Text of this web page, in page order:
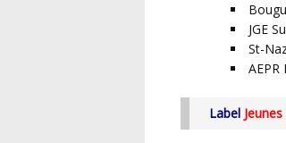
JGE
St-
AEPR
Label Jeunes